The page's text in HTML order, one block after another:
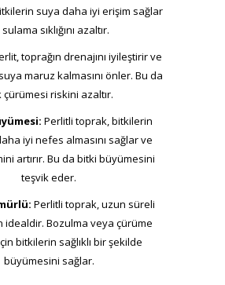
suya daha iyi erişim sağlar
sıklığını azaltır.
toprağın drenajını iyileştirir ve
maruz kalmasını önler. Bu da
çürümesi riskini azaltır.
Perlitli toprak, bitkilerin
iyi nefes almasını sağlar ve
artırır. Bu da bitki büyümesini
teşvik eder.
Perlitli toprak, uzun süreli
idealdir. Bozulma veya çürüme
bitkilerin sağlıklı bir şekilde
büyümesini sağlar.